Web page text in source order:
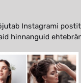
Instagrami
hinnanguid